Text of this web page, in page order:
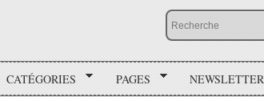
CATÉGORIES PAGES NEWSLETTER